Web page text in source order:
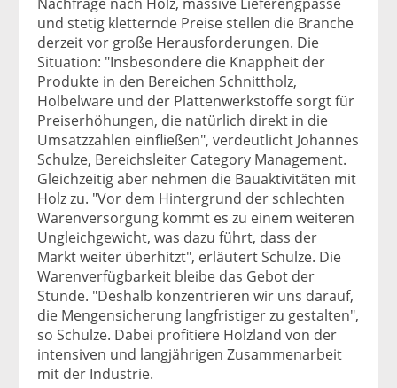
und stetig kletternde Preise stellen die Branche
derzeit vor große Herausforderungen. Die
Situation: "Insbesondere die Knappheit der
Produkte in den Bereichen Schnittholz,
Holbelware und der Plattenwerkstoffe sorgt für
Preiserhöhungen, die natürlich direkt in die
Umsatzzahlen einfließen", verdeutlicht Johannes
Schulze, Bereichsleiter Category Management.
Gleichzeitig aber nehmen die Bauaktivitäten mit
Holz zu. "Vor dem Hintergrund der schlechten
Warenversorgung kommt es zu einem weiteren
Ungleichgewicht, was dazu führt, dass der
Markt weiter überhitzt", erläutert Schulze. Die
Warenverfügbarkeit bleibe das Gebot der
Stunde. "Deshalb konzentrieren wir uns darauf,
die Mengensicherung langfristiger zu gestalten",
so Schulze. Dabei profitiere Holzland von der
intensiven und langjährigen Zusammenarbeit
mit der Industrie.